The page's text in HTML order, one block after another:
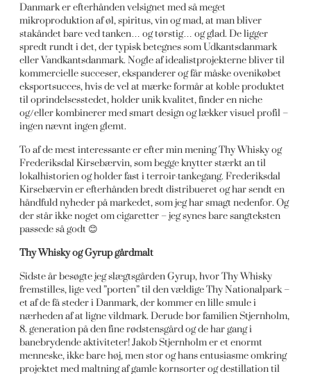
Danmark er efterhånden velsignet med så meget
mikroproduktion af øl, spiritus, vin og mad, at man bliver
stakåndet bare ved tanken… og tørstig… og glad. De ligger
spredt rundt i det, der typisk betegnes som Udkantsdanmark
eller Vandkantsdanmark. Nogle af idealistprojekterne bliver til
kommercielle succeser, ekspanderer og får måske ovenikøbet
eksportsucces, hvis de vel at mærke formår at koble produktet
til oprindelsesstedet, holder unik kvalitet, finder en niche
og/eller kombinerer med smart design og lækker visuel profil –
ingen nævnt ingen glemt.
To af de mest interessante er efter min mening Thy Whisky og
Frederiksdal Kirsebærvin, som begge knytter stærkt an til
lokalhistorien og holder fast i terroir-tankegang. Frederiksdal
Kirsebærvin er efterhånden bredt distribueret og har sendt en
håndfuld nyheder på markedet, som jeg har smagt nedenfor. Og
der står ikke noget om cigaretter – jeg synes bare sangteksten
passede så godt 😊
Thy Whisky og Gyrup gårdmalt
Sidste år besøgte jeg slægtsgården Gyrup, hvor Thy Whisky
fremstilles, lige ved ”porten” til den vældige Thy Nationalpark –
et af de få steder i Danmark, der kommer en lille smule i
nærheden af at ligne vildmark. Derude bor familien Stjernholm,
8. generation på den fine rødstensgård og de har gang i
banebrydende aktiviteter! Jakob Stjernholm er et enormt
menneske, ikke bare høj, men stor og hans entusiasme omkring
projektet med maltning af gamle kornsorter og destillation til